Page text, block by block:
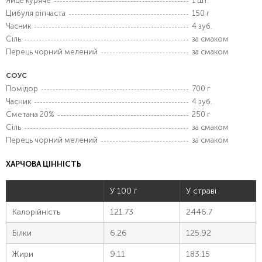
Цибуля ріпчаста
150 г
Часник
4 зуб.
Сіль
за смаком
Перець чорний мелений
за смаком
СОУС
Помідор
700 г
Часник
4 зуб.
Сметана 20%
250 г
Сіль
за смаком
Перець чорний мелений
за смаком
ХАРЧОВА ЦІННІСТЬ
У 100 г У страві
Калорійність 121.73 2446.7
Білки 6.26 125.92
Жири 9.11 183.15